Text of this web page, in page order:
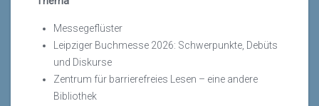
Messegeflüster
Leipziger Buchmesse 2026: Schwerpunkte, Debüts
und Diskurse
Zentrum für barrierefreies Lesen – eine andere
Bibliothek